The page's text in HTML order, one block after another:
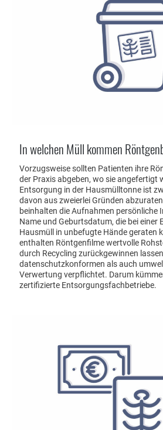
In welchen Müll kommen
Vorzugsweise sollten Patienten ihre
der Praxis abgeben, wo sie angefertigt
Entsorgung in der Hausmülltonne ist
davon aus zweierlei Gründen
beinhalten die Aufnahmen persönliche
Name und Geburtsdatum, die bei einer
Hausmüll in unbefugte Hände geraten
enthalten Röntgenfilme wertvolle
durch Recycling zurückgewinnen
datenschutzkonformen als auch
Verwertung verpflichtet. Darum
zertifizierte Entsorgungsfachbetriebe.